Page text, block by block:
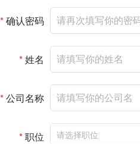
*确认密码
*姓名
*公司名称
*职位